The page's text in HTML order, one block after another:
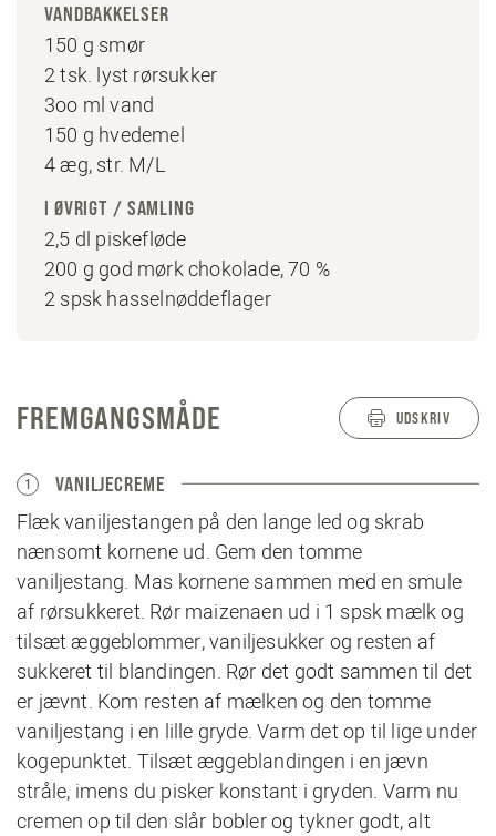
VANDBAKKELSER
150 g smør
2 tsk. lyst rørsukker
3oo ml vand
150 g hvedemel
4 æg, str. M/L
I ØVRIGT / SAMLING
2,5 dl piskefløde
200 g god mørk chokolade, 70 %
2 spsk hasselnøddeflager
FREMGANGSMÅDE UDSKRIV
1 VANILJECREME
Flæk vaniljestangen på den lange led og skrab
nænsomt kornene ud. Gem den tomme
vaniljestang. Mas kornene sammen med en smule
af rørsukkeret. Rør maizenaen ud i 1 spsk mælk og
tilsæt æggeblommer, vaniljesukker og resten af
sukkeret til blandingen. Rør det godt sammen til det
er jævnt. Kom resten af mælken og den tomme
vaniljestang i en lille gryde. Varm det op til lige under
kogepunktet. Tilsæt æggeblandingen i en jævn
stråle, imens du pisker konstant i gryden. Varm nu
cremen op til den slår bobler og tykner godt, alt